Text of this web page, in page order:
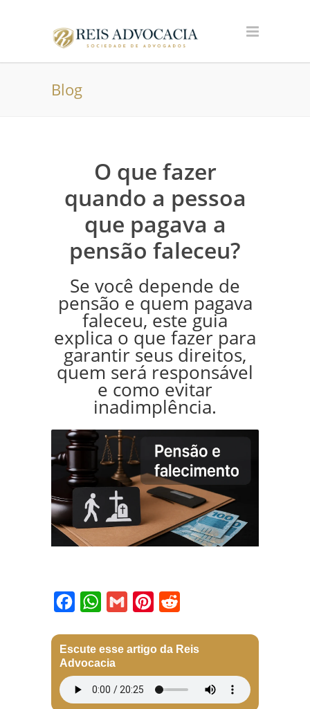
Blog
O que fazer
quando a pessoa
que pagava a
pensão faleceu?
Se você depende de
pensão e quem pagava
faleceu, este guia
explica o que fazer para
garantir seus direitos,
quem será responsável
e como evitar
inadimplência.
Escute esse artigo da Reis
Advocacia